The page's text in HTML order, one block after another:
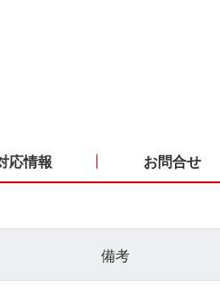
応情報 お問合せ
備考